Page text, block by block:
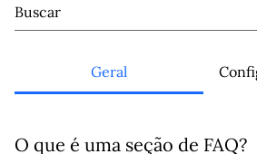
Geral
O que é uma seção de FAQ?